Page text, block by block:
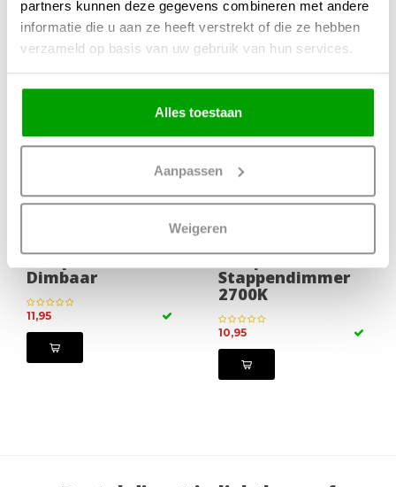
partners kunnen deze gegevens combineren met andere
informatie die u aan ze heeft verstrekt of die ze hebben
verzameld op basis van uw gebruik van hun services.
Alles toestaan
Aanpassen
Weigeren
Meer producten uit deze serie
Lamp 2700K
Dimbaar
11,95
Lamp incl.
Stappendimmer
2700K
10,95